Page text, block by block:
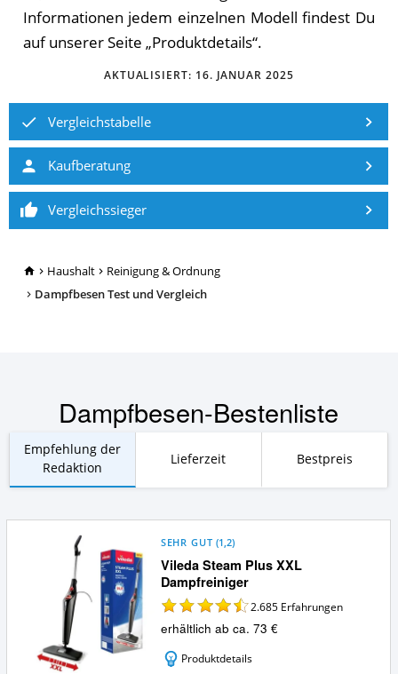
TopRatgeber24.de
Haushalt
Reinigung & Ordnung
Dampfbesen Test und Vergleich
Informationen jedem einzelnen Modell findest Du
auf unserer Seite „Produktdetails“.
AKTUALISIERT: 16. JANUAR 2025
Vergleichstabelle
Kaufberatung
Vergleichssieger
Dampfbesen-Bestenliste
Empfehlung der
Redaktion
Lieferzeit Bestpreis
Vileda Steam Plus XXL
Dampfreiniger
SEHR GUT (1,2)
2.685 Erfahrungen
erhältlich ab ca. 73 €
Produktdetails